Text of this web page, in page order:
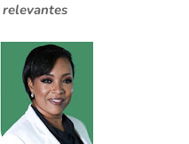
relevantes